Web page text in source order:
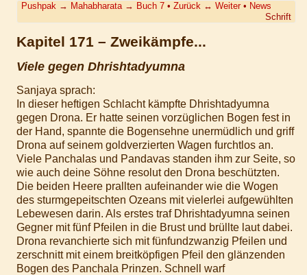
Pushpak → Mahabharata → Buch 7 •Zurück ↔ Weiter• News
Schrift
Kapitel 171 – Zweikämpfe...
Viele gegen Dhrishtadyumna
Sanjaya sprach:
In dieser heftigen Schlacht kämpfte Dhrishtadyumna
gegen Drona. Er hatte seinen vorzüglichen Bogen fest in
der Hand, spannte die Bogensehne unermüdlich und griff
Drona auf seinem goldverzierten Wagen furchtlos an.
Viele Panchalas und Pandavas standen ihm zur Seite, so
wie auch deine Söhne resolut den Drona beschützten.
Die beiden Heere prallten aufeinander wie die Wogen
des sturmgepeitschten Ozeans mit vielerlei aufgewühlten
Lebewesen darin. Als erstes traf Dhrishtadyumna seinen
Gegner mit fünf Pfeilen in die Brust und brüllte laut dabei.
Drona revanchierte sich mit fünfundzwanzig Pfeilen und
zerschnitt mit einem breitköpfigen Pfeil den glänzenden
Bogen des Panchala Prinzen. Schnell warf